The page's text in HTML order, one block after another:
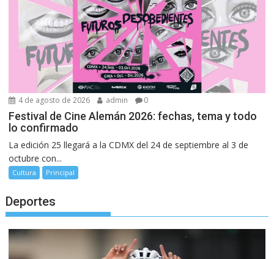
4 de agosto de 2026 admin 0
Festival de Cine Alemán 2026: fechas, tema y todo
lo confirmado
La edición 25 llegará a la CDMX del 24 de septiembre al 3 de
octubre con...
Cultura Principal
Deportes